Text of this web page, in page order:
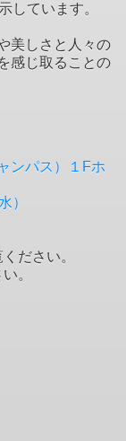
しています。
美しさと人々の
感じ取ることの
ンパス）１Fホ
）
ださい。
。